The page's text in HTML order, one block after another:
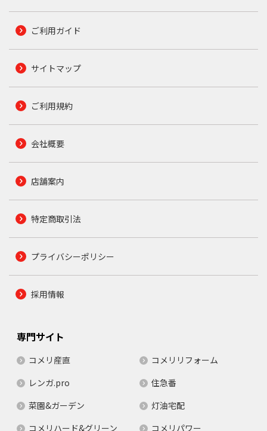
ご利用ガイド
サイトマップ
ご利用規約
会社概要
店舗案内
特定商取引法
プライバシーポリシー
採用情報
専門サイト
コメリ産直
コメリリフォーム
レンガ.pro
住急番
菜園&ガーデン
灯油宅配
コメリハード&グリーン
コメリパワー